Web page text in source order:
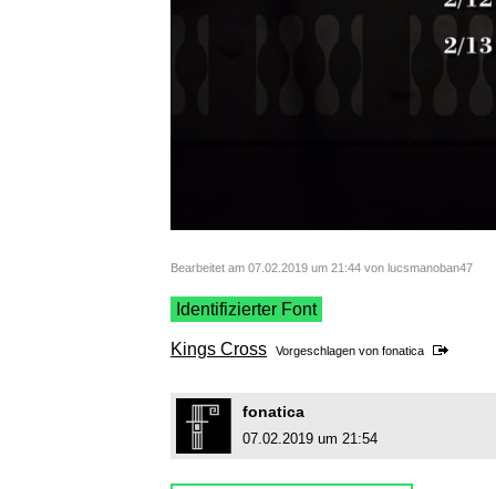
Bearbeitet am 07.02.2019 um 21:44 von lucsmanoban47
Identifizierter Font
Kings Cross Vorgeschlagen von fonatica
fonatica
07.02.2019 um 21:54